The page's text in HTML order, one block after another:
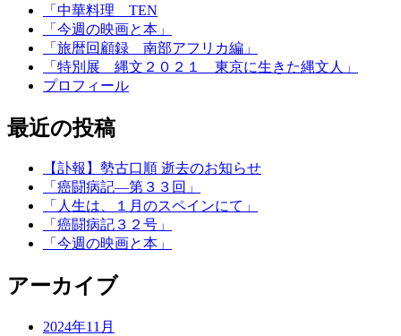
「中華料理 TEN
「今週の映画と本」
「旅暦回顧録 南部アフリカ編」
「特別展 縄文２０２１ 東京に生きた縄文人」
プロフィール
最近の投稿
【訃報】勢古口順 逝去のお知らせ
「癌闘病記―第３３回」
「人生は、１月のスペインにて」
「癌闘病記３２号」
「今週の映画と本」
アーカイブ
2024年11月